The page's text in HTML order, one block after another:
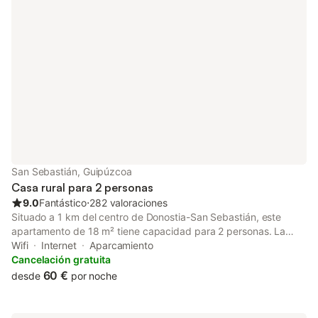
San Sebastián, Guipúzcoa
Casa rural para 2 personas
9.0Fantástico⋅282 valoraciones
Situado a 1 km del centro de Donostia-San Sebastián, este
apartamento de 18 m² tiene capacidad para 2 personas. La
propiedad se ubica a 100 m de Irigoien Erretegia y a 700 m del
río Oria, ofreciendo un punto de partida para explorar la región
vasca. El interior cuenta con un dormitorio con cama de
Wifi Internet
Aparcamiento
Cancelación gratuita
desde 60 € por noche